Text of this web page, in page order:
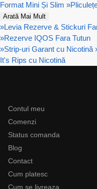
Format Mini Și Slim »
Arată Mai Mult
»Levia Rezerve & Stickuri
»Rezerve IQOS Fara Tutun
»Strip-uri Garant cu Nicotină
It's Rips cu Nicotină
Contul meu
Comenzi
Status comanda
Blog
Contact
Cum platesc
Cum se livreaza